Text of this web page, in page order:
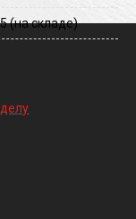
(на складе)